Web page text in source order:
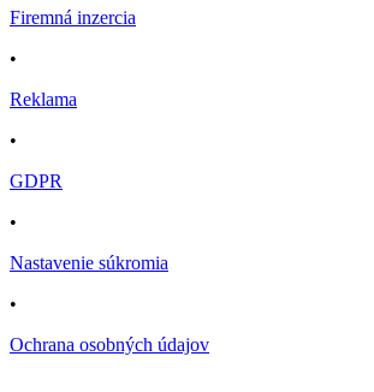
Firemná inzercia
•
Reklama
•
GDPR
•
Nastavenie súkromia
•
Ochrana osobných údajov